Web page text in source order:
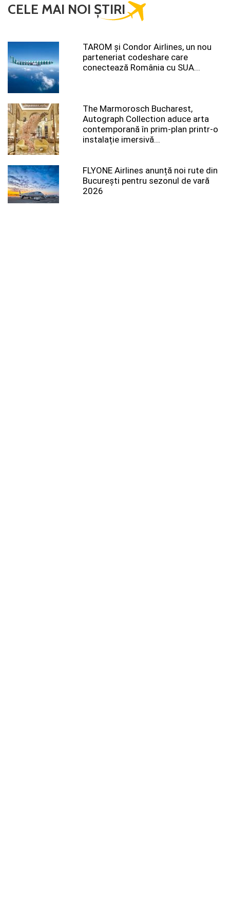
CELE MAI NOI ȘTIRI
TAROM şi Condor Airlines, un nou
parteneriat codeshare care
conectează România cu SUA...
The Marmorosch Bucharest,
Autograph Collection aduce arta
contemporană în prim-plan printr-o
instalație imersivă...
FLYONE Airlines anunță noi rute din
București pentru sezonul de vară
2026